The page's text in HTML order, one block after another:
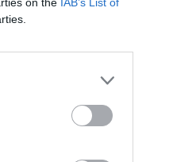
felében kissé alábbhagyott az
előfizetéses